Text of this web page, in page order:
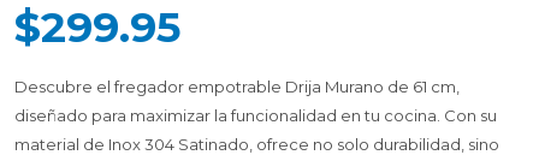
$299.95
Descubre el fregador empotrable Drija Murano de 61 cm,
diseñado para maximizar la funcionalidad en tu cocina. Con su
material de Inox 304 Satinado, ofrece no solo durabilidad, sino